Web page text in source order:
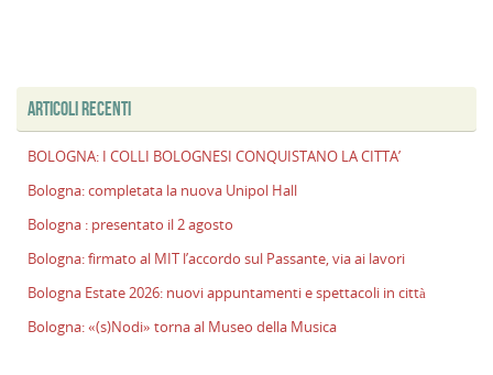
ARTICOLI RECENTI
BOLOGNA: I COLLI BOLOGNESI CONQUISTANO LA CITTA’
Bologna: completata la nuova Unipol Hall
Bologna : presentato il 2 agosto
Bologna: firmato al MIT l’accordo sul Passante, via ai lavori
Bologna Estate 2026: nuovi appuntamenti e spettacoli in città
Bologna: «(s)Nodi» torna al Museo della Musica